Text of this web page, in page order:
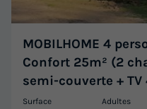
MOBILHOME 4
Confort 25m² (2
semi-couverte + TV
Surface Adultes